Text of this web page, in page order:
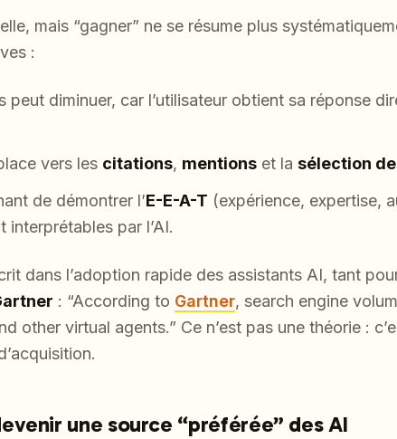
mais “gagner” ne se résume plus
:
peut diminuer, car l’utilisateur obtient sa réponse
vers les citations, mentions et la sélection
de démontrer l’E-E-A-T (expérience, expertise,
interprétables par l’AI.
dans l’adoption rapide des assistants AI, tant
: “According to Gartner, search engine
other virtual agents.” Ce n’est pas une théorie :
une source “préférée” des AI